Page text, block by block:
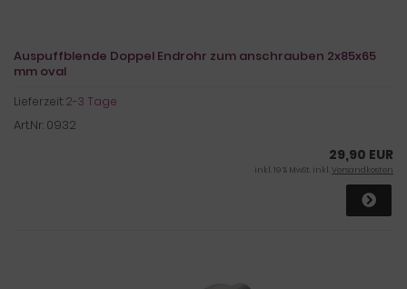
Auspuffblende Doppel Endrohr zum anschrauben 2x85x65
mm oval
Lieferzeit:2-3 Tage
Art.Nr: 0932
29,90 EUR
inkl. 19 % MwSt. inkl.Versandkosten